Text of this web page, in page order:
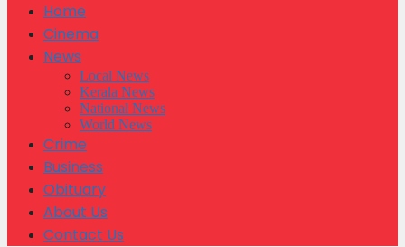
Home
Cinema
News
Local News
Kerala News
National News
World News
Crime
Business
Obituary
About Us
Contact Us